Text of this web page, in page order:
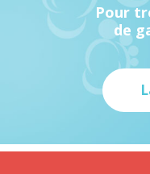
Pour
de